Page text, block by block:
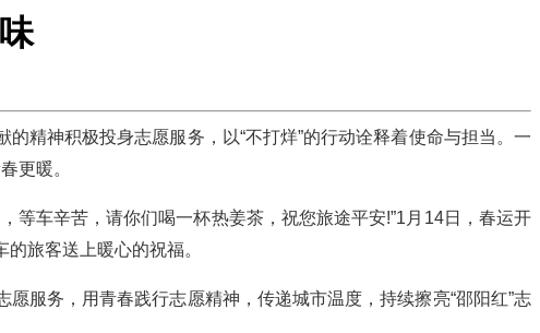
神积极投身志愿服务，以“不打烊”的行动诠释着使命与担当。一
更暖。
车辛苦，请你们喝一杯热姜茶，祝您旅途平安!”1月14日，春运开
旅客送上暖心的祝福。
务，用青春践行志愿精神，传递城市温度，持续擦亮“邵阳红”志